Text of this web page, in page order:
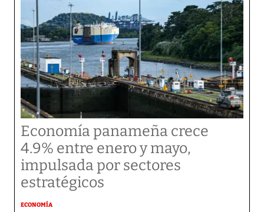
Economía panameña crece
4.9% entre enero y mayo,
impulsada por sectores
estratégicos
ECONOMÍA